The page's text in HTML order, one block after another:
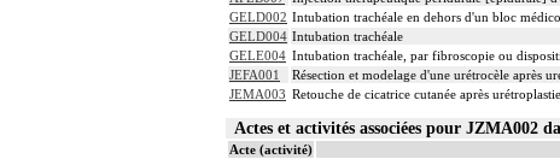
GELD002 Intubation trachéale en dehors d'un bloc
GELD004 Intubation trachéale
GELE004 Intubation trachéale, par fibroscopie ou
JEFA001
Résection et modelage d'une urétrocèle après
JEMA003 Retouche de cicatrice cutanée après urétroplastie
Actes et activités associées pour JZMA002
Acte (activité)